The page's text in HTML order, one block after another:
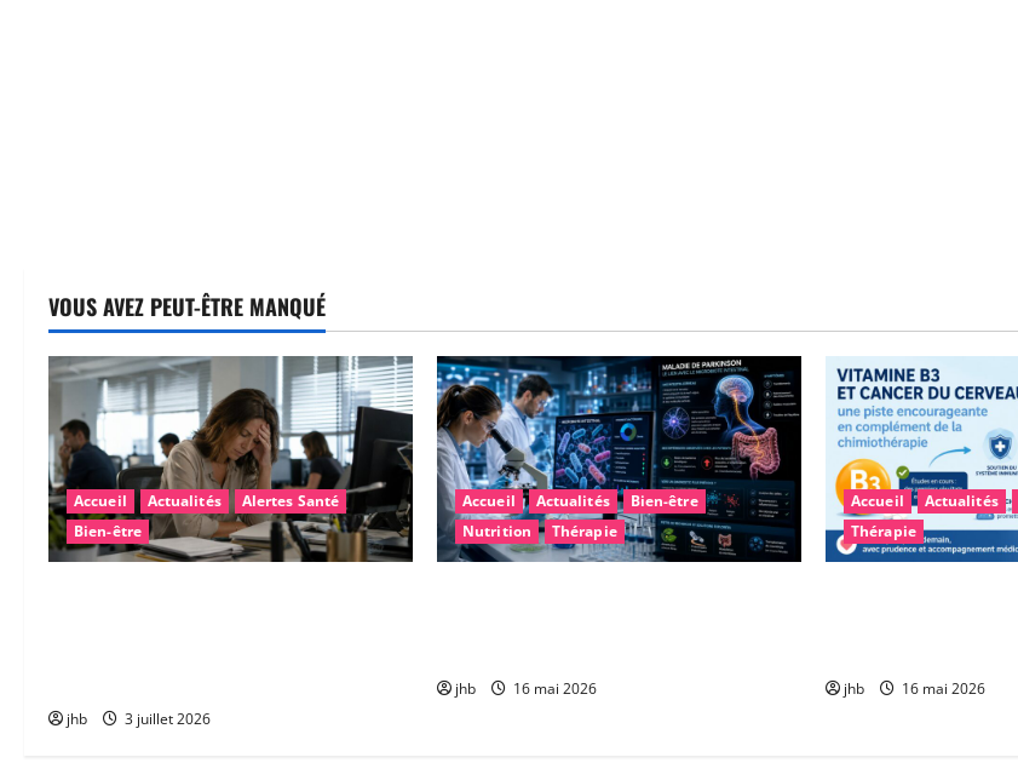
VOUS AVEZ PEUT-ÊTRE MANQUÉ
Accueil Actualités
Alertes Santé
Bien-être
jhb 3 juillet 2026
Accueil Actualités
Bien-être
Nutrition
Thérapie
jhb 16 mai 2026
Accueil Actualités
Thérapie
jhb 16 mai 2026